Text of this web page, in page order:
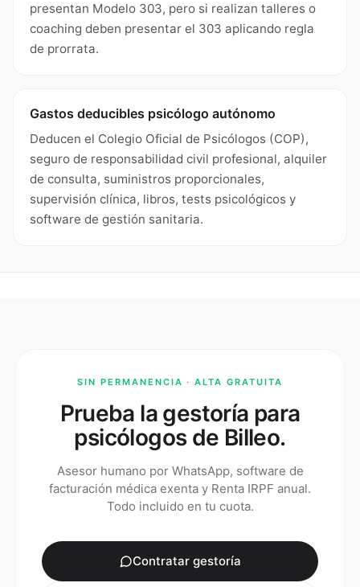
presentan Modelo 303, pero si realizan talleres o
coaching deben presentar el 303 aplicando regla
de prorrata.
Gastos deducibles psicólogo autónomo
Deducen el Colegio Oficial de Psicólogos (COP),
seguro de responsabilidad civil profesional, alquiler
de consulta, suministros proporcionales,
supervisión clínica, libros, tests psicológicos y
software de gestión sanitaria.
SIN PERMANENCIA · ALTA GRATUITA
Prueba la gestoría para
psicólogos de Billeo.
Asesor humano por WhatsApp, software de
facturación médica exenta y Renta IRPF anual.
Todo incluido en tu cuota.
Contratar gestoría